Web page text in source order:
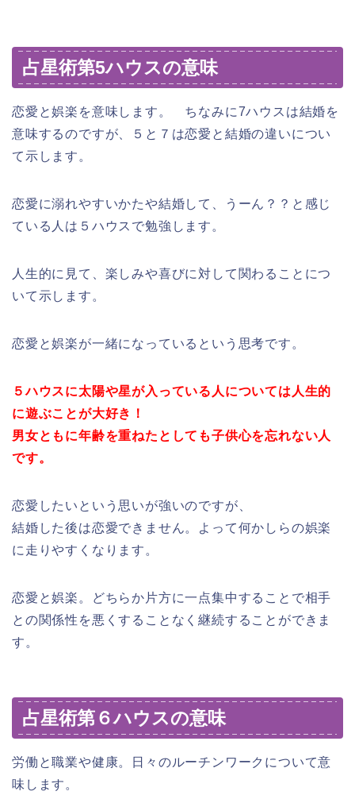
占星術第5ハウスの意味
恋愛と娯楽を意味します。 ちなみに7ハウスは結婚を
意味するのですが、５と７は恋愛と結婚の違いについ
て示します。
恋愛に溺れやすいかたや結婚して、うーん？？と感じ
ている人は５ハウスで勉強します。
人生的に見て、楽しみや喜びに対して関わることにつ
いて示します。
恋愛と娯楽が一緒になっているという思考です。
５ハウスに太陽や星が入っている人については人生的
に遊ぶことが大好き！
男女ともに年齢を重ねたとしても子供心を忘れない人
です。
恋愛したいという思いが強いのですが、
結婚した後は恋愛できません。よって何かしらの娯楽
に走りやすくなります。
恋愛と娯楽。どちらか片方に一点集中することで相手
との関係性を悪くすることなく継続することができま
す。
占星術第６ハウスの意味
労働と職業や健康。日々のルーチンワークについて意
味します。